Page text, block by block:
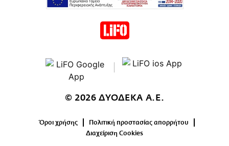
© 2026 ΔΥΟΔΕΚΑ Α.Ε.
Όροι χρήσης
Πολιτική προστασίας απορρήτου
Διαχείριση Cookies